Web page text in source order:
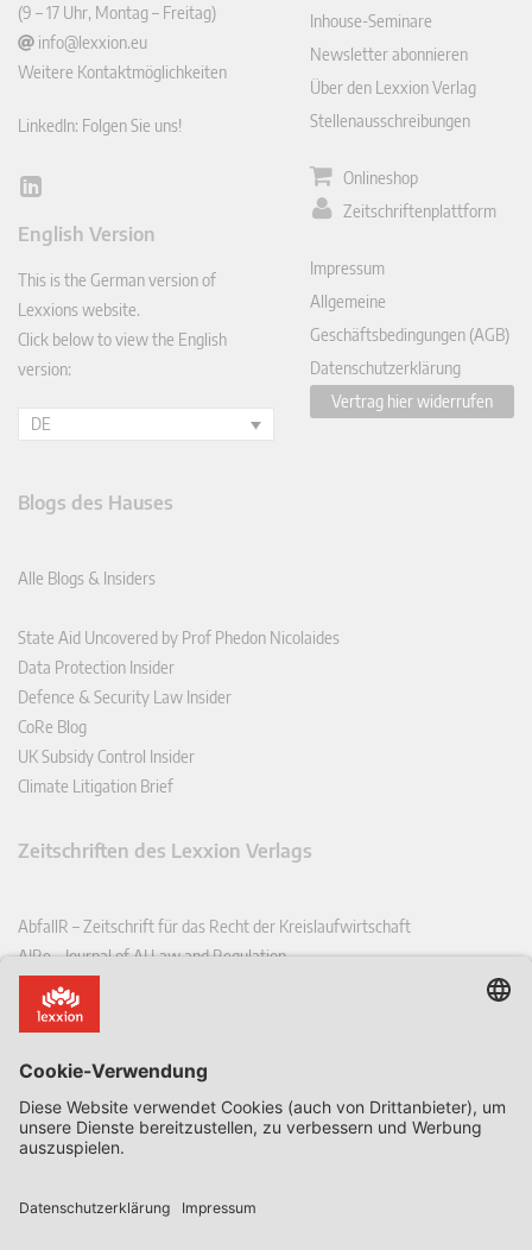
(9 – 17 Uhr, Montag – Freitag)
info@lexxion.eu
Weitere Kontaktmöglichkeiten
LinkedIn: Folgen Sie uns!
Lin
English Version
This is the German version of
Lexxions website.
Click below to view the English
version:
DE
Inhouse-Seminare
Newsletter abonnieren
Über den Lexxion Verlag
Stellenausschreibungen
Onlineshop
Zeitschriftenplattform
Impressum
Allgemeine
Geschäftsbedingungen (AGB)
Datenschutzerklärung
Vertrag hier widerrufen
Blogs des Hauses
Alle Blogs & Insiders
State Aid Uncovered by Prof Phedon Nicolaides
Data Protection Insider
Defence & Security Law Insider
CoRe Blog
UK Subsidy Control Insider
Climate Litigation Brief
Zeitschriften des Lexxion Verlags
AbfallR – Zeitschrift für das Recht der Kreislaufwirtschaft
AIRe – Journal of AI Law and Regulation
CCLR – Carbon & Climate Law Review
CoRe – European Competition and Regulatory Law Review
EDSeQ – European Defence & Security Law & Policy Quarterly
EFFL – European Food and Feed Law Review
EHPL – European Health & Pharmaceutical Law Review
EPPPL – European Procurement & Public Private Partnership Law
EStAL – European State Aid Law Quarterly